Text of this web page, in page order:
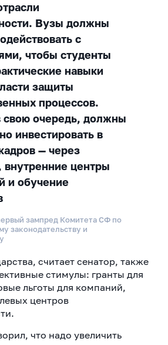
Вузы должны
с
чтобы студенты
навыки
защиты
процессов.
свою очередь, должны
инвестировать в
— через
внутренние центры
и обучение
зампред Комитета СФ по
законодательству и
считает сенатор, также
стимулы: гранты для
льготы для компаний,
центров
что надо увеличить